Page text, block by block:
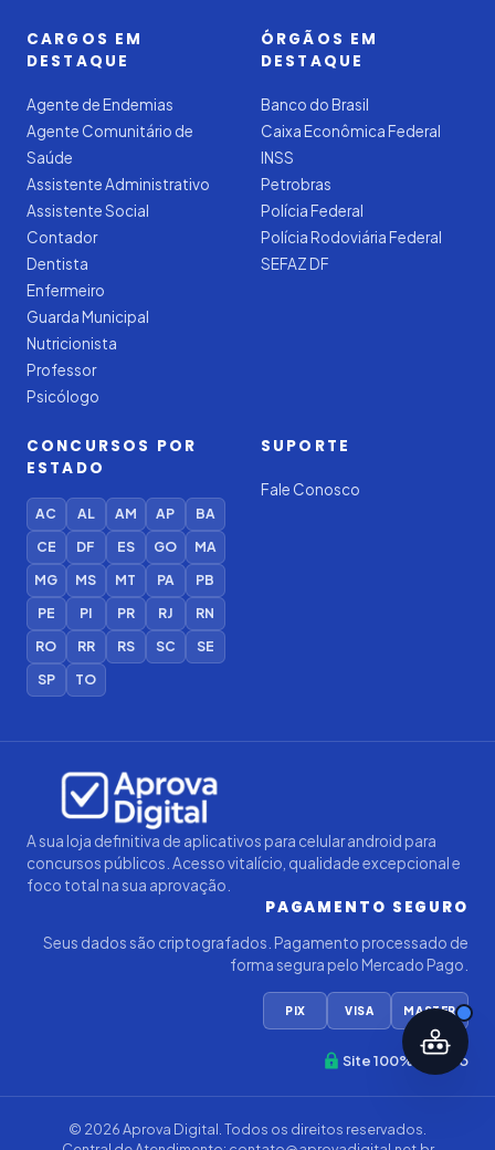
CARGOS EM
DESTAQUE
Agente de Endemias
Agente Comunitário de
Saúde
Assistente Administrativo
Assistente Social
Contador
Dentista
Enfermeiro
Guarda Municipal
Nutricionista
Professor
Psicólogo
ÓRGÃOS EM
DESTAQUE
Banco do Brasil
Caixa Econômica Federal
INSS
Petrobras
Polícia Federal
Polícia Rodoviária Federal
SEFAZ DF
CONCURSOS POR
ESTADO
AC AL AM AP
BA
CE
DF ES GO
MA
MG
MS MT PA
PB
PE
PI PR RJ
RN
RO
RR RS SC
SE
SP
TO
SUPORTE
Fale Conosco
A sua loja definitiva de aplicativos para celular android para
concursos públicos. Acesso vitalício, qualidade excepcional e
foco total na sua aprovação.
PAGAMENTO SEGURO
Seus dados são criptografados. Pagamento processado de
forma segura pelo Mercado Pago.
PIX VISA MASTER
Site 100% Seguro
© 2026Aprova Digital . Todos os direitos reservados.